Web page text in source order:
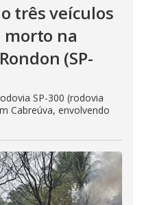
três veículos
na
(SP-
SP-300 (rodovia
Cabreúva, envolvendo